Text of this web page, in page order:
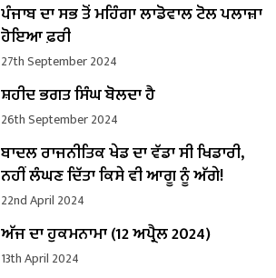
ਪੰਜਾਬ ਦਾ ਸਭ ਤੋਂ ਮਹਿੰਗਾ ਲਾਡੋਵਾਲ ਟੋਲ ਪਲਾਜ਼ਾ
ਹੋਇਆ ਫ਼ਰੀ
27th September 2024
ਸ਼ਹੀਦ ਭਗਤ ਸਿੰਘ ਬੋਲਦਾ ਹੈ
26th September 2024
ਬਾਦਲ ਰਾਜਨੀਤਿਕ ਖੇਡ ਦਾ ਵੱਡਾ ਸੀ ਖਿਡਾਰੀ,
ਨਹੀਂ ਲੰਘਣ ਦਿੱਤਾ ਕਿਸੇ ਵੀ ਆਗੂ ਨੂੰ ਅੱਗੇ!
22nd April 2024
ਅੱਜ ਦਾ ਹੁਕਮਨਾਮਾ (12 ਅਪ੍ਰੈਲ 2024)
13th April 2024